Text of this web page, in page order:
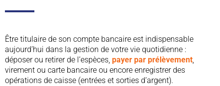
Être titulaire de son compte bancaire est indispensable
aujourd’hui dans la gestion de votre vie quotidienne :
déposer ou retirer de l’espèces, payer par prélèvement,
virement ou carte bancaire ou encore enregistrer des
opérations de caisse (entrées et sorties d’argent).